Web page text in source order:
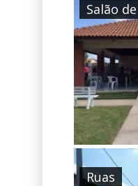
Salão
Ruas